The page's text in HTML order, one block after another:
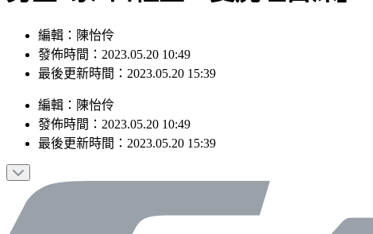
編輯：陳怡伶
發佈時間：2023.05.20 10:49
最後更新時間：2023.05.20 15:39
編輯 ： 陳怡伶
發佈時間： 2023.05.20 10:49
最後更新時間： 2023.05.20 15:39